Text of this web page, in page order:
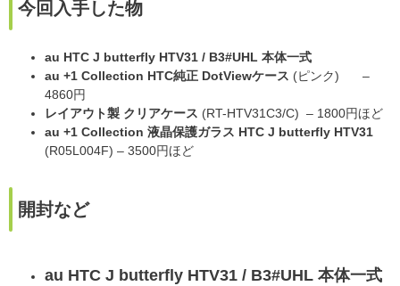
今回入手した物
au HTC J butterfly HTV31 / B3#UHL 本体一式
au +1 Collection HTC純正 DotViewケース (ピンク) –
4860円
レイアウト製 クリアケース (RT-HTV31C3/C) – 1800円ほど
au +1 Collection 液晶保護ガラス HTC J butterfly HTV31
(R05L004F) – 3500円ほど
開封など
au HTC J butterfly HTV31 / B3#UHL 本体一式